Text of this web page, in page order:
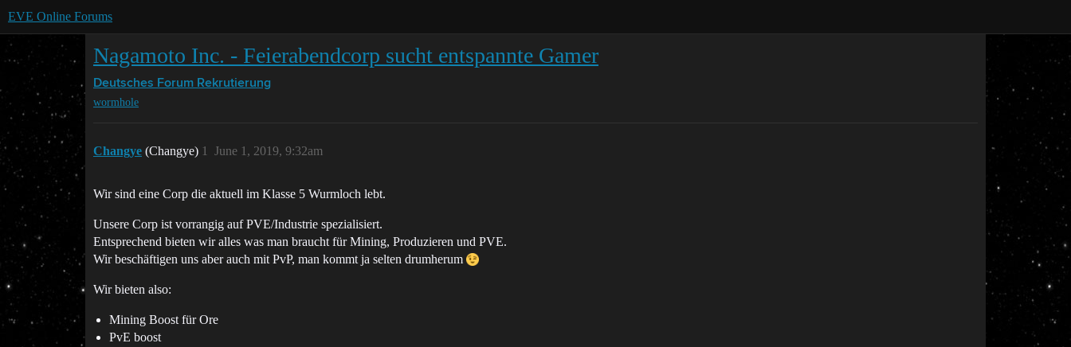
EVE Online Forums
Nagamoto Inc. - Feierabendcorp sucht entspannte Gamer
Deutsches Forum Rekrutierung
wormhole
Changye (Changye) June 1, 2019, 9:32am
1
Wir sind eine Corp die aktuell im Klasse 5 Wurmloch lebt.
Unsere Corp ist vorrangig auf PVE/Industrie spezialisiert.
Entsprechend bieten wir alles was man braucht für Mining, Produzieren und PVE.
Wir beschäftigen uns aber auch mit PvP, man kommt ja selten drumherum
Wir bieten also:
Mining Boost für Ore
PvE boost